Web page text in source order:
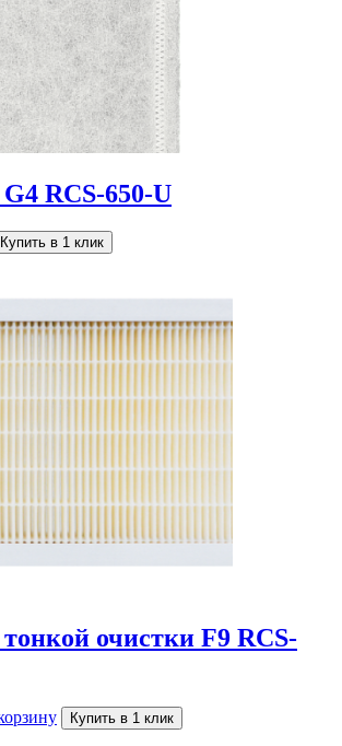
RCS-650-U
Купить в 1 клик
очистки F9 RCS-
Купить в 1 клик